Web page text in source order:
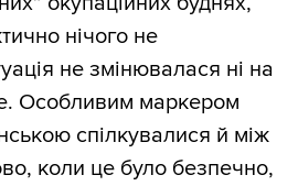
нічого не
не змінювалася ні на
Особливим маркером
спілкувалися й між
коли це було безпечно,